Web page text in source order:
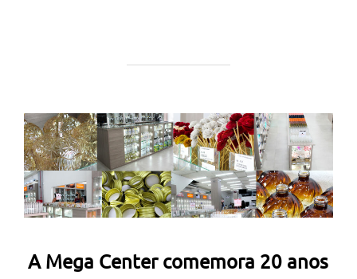
A Mega Center comemora 20 anos